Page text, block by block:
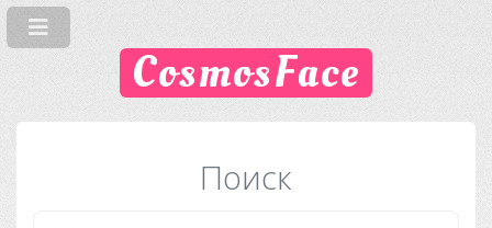
CosmosFace
Поиск